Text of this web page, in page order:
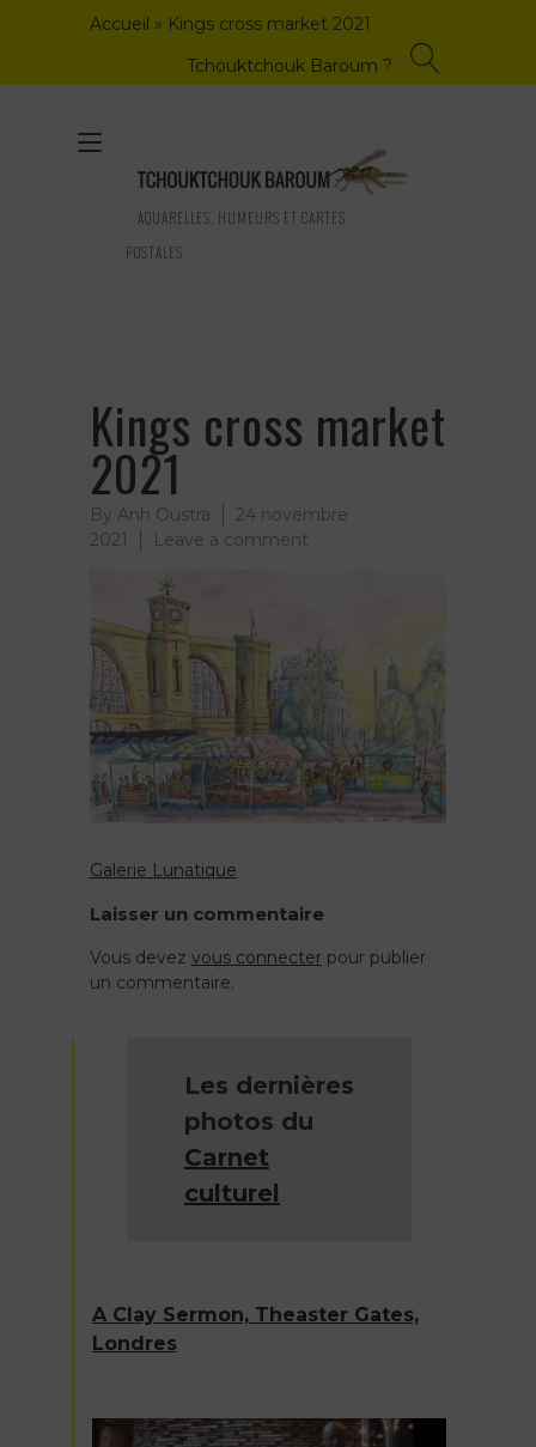
Accueil » Kings cross market 2021
Tchouktchouk Baroum ?
AQUARELLES, HUMEURS ET CARTES
POSTALES
Toggle
navigation
Kings cross market
2021
By Anh Oustra
24 novembre
2021
Leave a commenton
2021
Navigation
de
l’article
Galerie Lunatique
Laisser un commentaire
Vous devez vous connecterpour publier
un commentaire.
Les dernières
photos du
Carnet
culturel
A Clay Sermon, Theaster Gates,
Londres